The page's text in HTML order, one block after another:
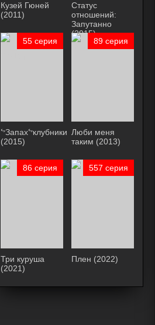
Кузей Гюней
(2011)
Статус
отношений:
Запутанно
(2015)
55 серия
ᖦЗапахᖦклубники
(2015)
89 серия
Люби меня
таким (2013)
86 серия
Три куруша
(2021)
557 серия
Плен (2022)